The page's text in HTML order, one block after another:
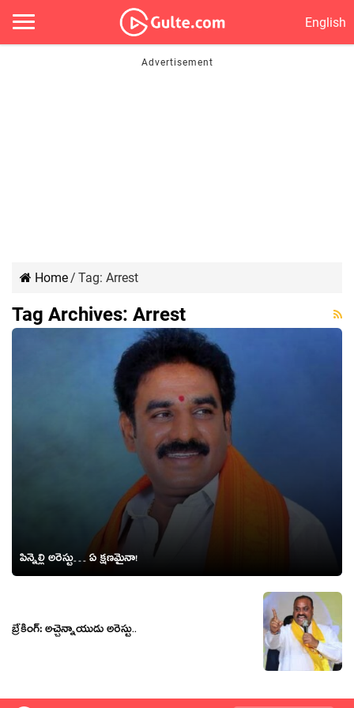
English
Home/ Tag: Arrest
Tag Archives: Arrest
పిన్నెల్లి అరెస్టు… ఏ క్ష‌ణ‌మైనా!
బ్రేకింగ్: అచ్చెన్నాయుడు అరెస్టు..